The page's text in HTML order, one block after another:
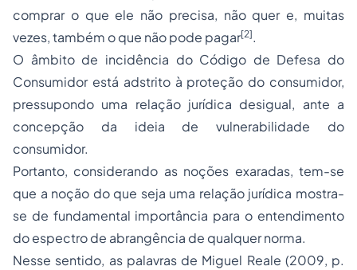
comprar o que ele não precisa, não quer e, muitas
vezes, também o que não pode pagar[2].
O âmbito de incidência do Código de Defesa do
Consumidor está adstrito à proteção do consumidor,
pressupondo uma relação jurídica desigual, ante a
concepção da ideia de vulnerabilidade do
consumidor.
Portanto, considerando as noções exaradas, tem-se
que a noção do que seja uma relação jurídica mostra-
se de fundamental importância para o entendimento
do espectro de abrangência de qualquer norma.
Nesse sentido, as palavras de Miguel Reale (2009, p.